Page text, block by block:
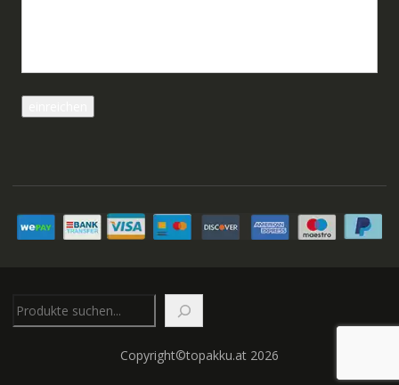
Copyright©topakku.at 2026